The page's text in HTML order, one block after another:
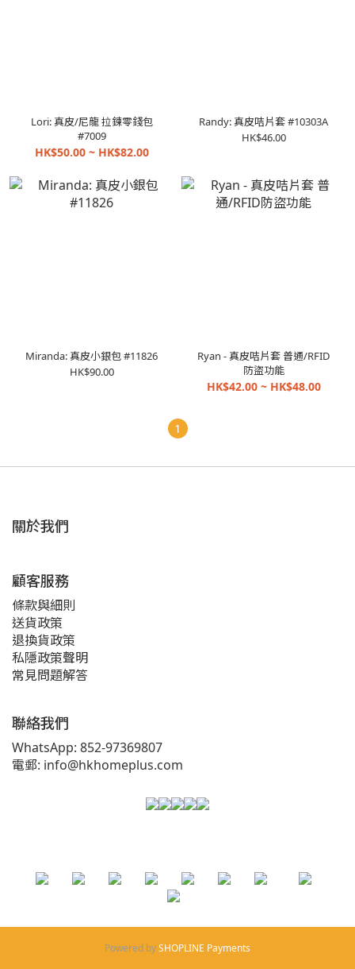
Lori: 真皮/尼龍 拉鍊零錢包
#7009
HK$50.00 ~ HK$82.00
Randy: 真皮咭片套 #10303A
HK$46.00
Miranda: 真皮小銀包 #11826
HK$90.00
Ryan - 真皮咭片套 普通/RFID
防盜功能
HK$42.00 ~ HK$48.00
1
關於我們
顧客服務
條款與細則
送貨政策
退換貨政策
私隱政策聲明
常見問題解答
聯絡我們
WhatsApp: 852-97369807
電郵: info@hkhomeplus.com
Powered bySHOPLINE Payments